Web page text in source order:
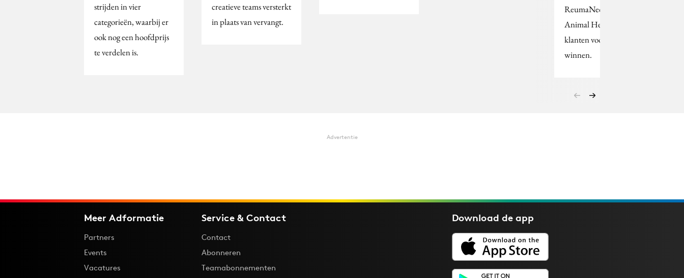
strijden in vier
categorieën, waarbij er
ook nog een hoofdprijs
te verdelen is.
creatieve teams versterkt
in plaats van vervangt.
ReumaNederland en Elanco
Animal Health hebben nieuwe
klanten voor zich weten te
winnen.
Advertentie
Meer Adformatie
Partners
Events
Vacatures
Service & Contact
Contact
Abonneren
Teamabonnementen
Download deapp